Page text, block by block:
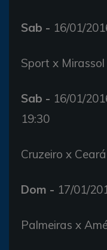
Sab - 16/01/
Sport x Mirassol
Sab - 16/01/
19:30
Cruzeiro x Ceará
Dom - 17/01/
Palmeiras x